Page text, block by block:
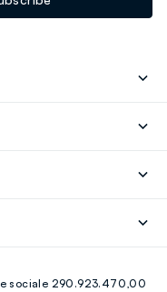
sociale 290.923.470,00